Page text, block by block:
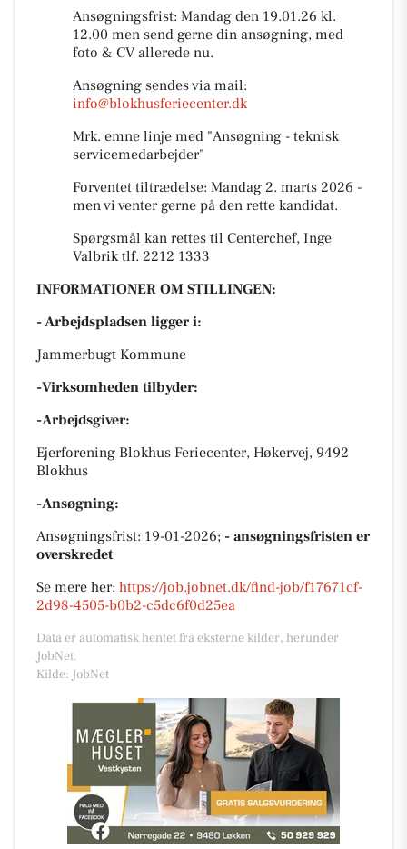
Ansøgningsfrist: Mandag den 19.01.26 kl.
12.00 men send gerne din ansøgning, med
foto & CV allerede nu.
Ansøgning sendes via mail:
info@blokhusferiecenter.dk
Mrk. emne linje med "Ansøgning - teknisk
servicemedarbejder"
Forventet tiltrædelse: Mandag 2. marts 2026 -
men vi venter gerne på den rette kandidat.
Spørgsmål kan rettes til Centerchef, Inge
Valbrik tlf. 2212 1333
INFORMATIONER OM STILLINGEN:
- Arbejdspladsen ligger i:
Jammerbugt Kommune
-Virksomheden tilbyder:
-Arbejdsgiver:
Ejerforening Blokhus Feriecenter, Høkervej, 9492
Blokhus
-Ansøgning:
Ansøgningsfrist: 19-01-2026; - ansøgningsfristen er
overskredet
Se mere her: https://job.jobnet.dk/find-job/f17671cf-
2d98-4505-b0b2-c5dc6f0d25ea
Data er automatisk hentet fra eksterne kilder, herunder
JobNet.
Kilde: JobNet